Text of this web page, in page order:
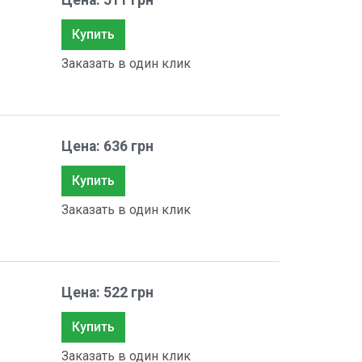
Купить
Заказать в один клик
Цена: 636 грн
Купить
Заказать в один клик
Цена: 522 грн
Купить
Заказать в один клик